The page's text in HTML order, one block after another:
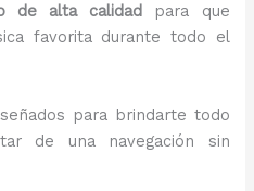
de alta calidad
para que
favorita durante todo el
para brindarte todo
de una navegación sin